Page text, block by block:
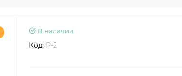
В наличии
Код: Р-2